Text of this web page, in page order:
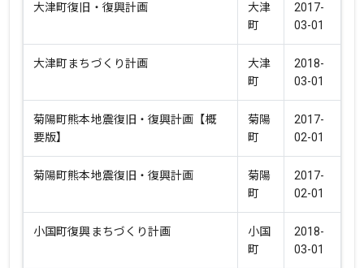
大津町復旧・復興計画
大津
町
2017-
03-01
大津町まちづくり計画
大津
町
2018-
03-01
菊陽町熊本地震復旧・復興計画【概
要版】
菊陽
町
2017-
02-01
菊陽町熊本地震復旧・復興計画
菊陽
町
2017-
02-01
小国町復興まちづくり計画
小国
町
2018-
03-01